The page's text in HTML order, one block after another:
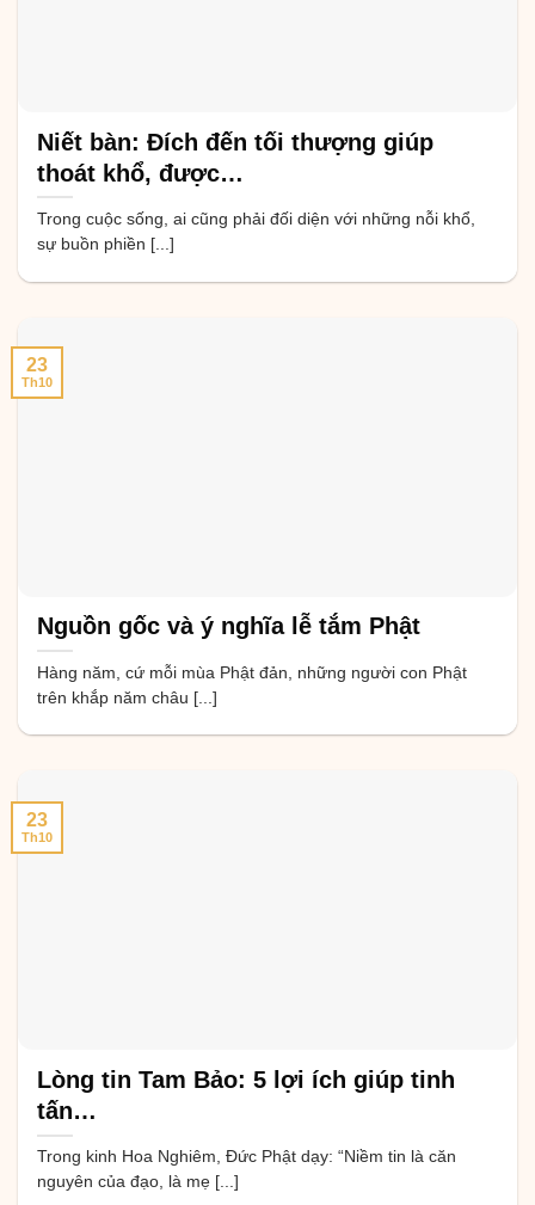
Niết bàn: Đích đến tối thượng giúp
thoát khổ, được…
Trong cuộc sống, ai cũng phải đối diện với những nỗi khổ,
sự buồn phiền [...]
Nguồn gốc và ý nghĩa lễ tắm Phật
Hàng năm, cứ mỗi mùa Phật đản, những người con Phật
trên khắp năm châu [...]
23
Th10
Lòng tin Tam Bảo: 5 lợi ích giúp tinh
tấn…
Trong kinh Hoa Nghiêm, Đức Phật dạy: “Niềm tin là căn
nguyên của đạo, là mẹ [...]
23
Th10